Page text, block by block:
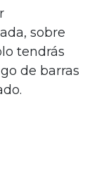
sobre
tendrás
de barras